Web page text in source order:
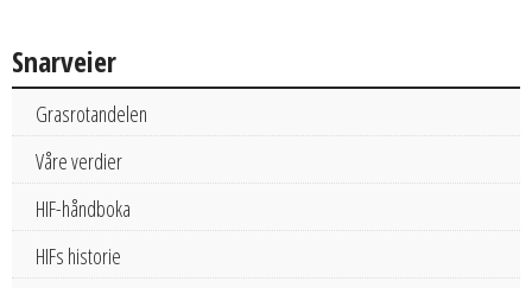
Snarveier
Grasrotandelen
Våre verdier
HIF-håndboka
HIFs historie